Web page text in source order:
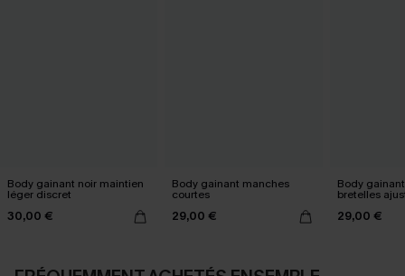
Body gainant noir maintien
léger discret
30,00 €
Body gainant manches
courtes
29,00 €
Body
bretelles
29,00 €